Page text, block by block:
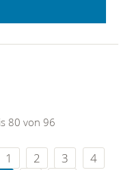
80 von 96
1 2 3
4